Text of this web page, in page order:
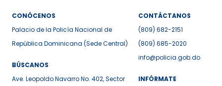
CONÓCENOS
Palacio de la Policía Nacional de
República Dominicana (Sede Central)
BÚSCANOS
Ave. Leopoldo Navarro No. 402, Sector
CONTÁCTANOS
(809) 682-2151
(809) 685-2020
info@policia.gob.do
INFÓRMATE